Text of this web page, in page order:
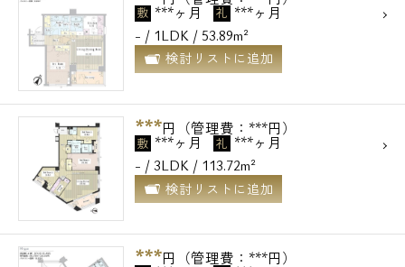
敷 ***ヶ月 礼 ***ヶ月
- / 1LDK / 53.89m²
検討リストに追加
***円（管理費：***円）
敷 ***ヶ月 礼 ***ヶ月
- / 3LDK / 113.72m²
検討リストに追加
***円（管理費：***円）